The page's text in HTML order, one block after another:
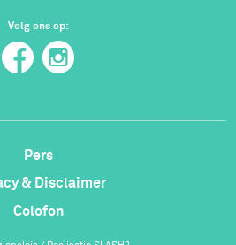
Volg ons op:
Pers
& Disclaimer
Colofon